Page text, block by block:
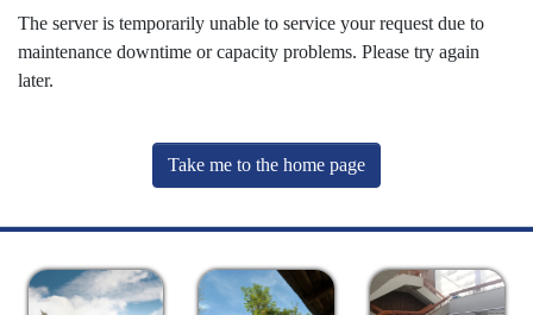
The server is temporarily unable to service your request due to
maintenance downtime or capacity problems. Please try again
later.
Take me to the home page